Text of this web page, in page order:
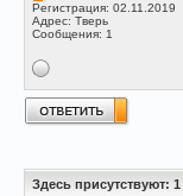
Регистрация: 02.11.2019
Адрес: Тверь
Сообщения: 1
Здесь присутствуют: 1